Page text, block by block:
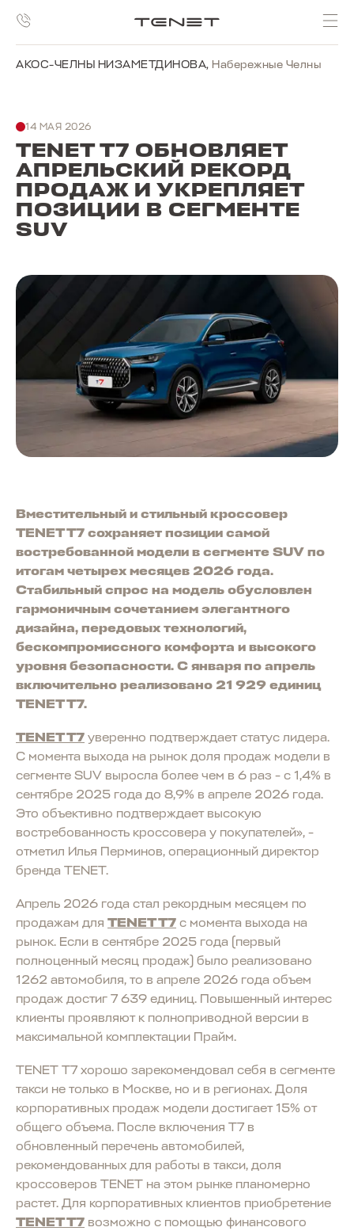
АКОС-ЧЕЛНЫ НИЗАМЕТДИНОВА, Набережные Челны
14 МАЯ 2026
TENET T7 ОБНОВЛЯЕТ
АПРЕЛЬСКИЙ РЕКОРД
ПРОДАЖ И УКРЕПЛЯЕТ
ПОЗИЦИИ В СЕГМЕНТЕ
SUV
Вместительный и стильный кроссовер
TENET T7 сохраняет позиции самой
востребованной модели в сегменте SUV по
итогам четырех месяцев 2026 года.
Стабильный спрос на модель обусловлен
гармоничным сочетанием элегантного
дизайна, передовых технологий,
бескомпромиссного комфорта и высокого
уровня безопасности. С января по апрель
включительно реализовано 21 929 единиц
TENET T7.
TENET T7 уверенно подтверждает статус лидера.
С момента выхода на рынок доля продаж модели в
сегменте SUV выросла более чем в 6 раз - с 1,4% в
сентябре 2025 года до 8,9% в апреле 2026 года.
Это объективно подтверждает высокую
востребованность кроссовера у покупателей», -
отметил Илья Перминов, операционный директор
бренда TENET.
Апрель 2026 года стал рекордным месяцем по
продажам для TENET T7 с момента выхода на
рынок. Если в сентябре 2025 года (первый
полноценный месяц продаж) было реализовано
1262 автомобиля, то в апреле 2026 года объем
продаж достиг 7 639 единиц. Повышенный интерес
клиенты проявляют к полноприводной версии в
максимальной комплектации Прайм.
TENET T7 хорошо зарекомендовал себя в сегменте
такси не только в Москве, но и в регионах. Доля
корпоративных продаж модели достигает 15% от
общего объема. После включения T7 в
обновленный перечень автомобилей,
рекомендованных для работы в такси, доля
кроссоверов TENET на этом рынке планомерно
растет. Для корпоративных клиентов приобретение
TENET T7 возможно с помощью финансового